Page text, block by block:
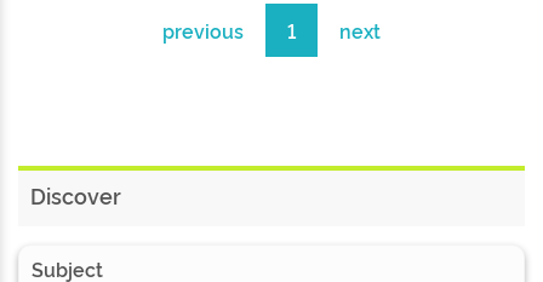
previous 1 next
Discover
Subject